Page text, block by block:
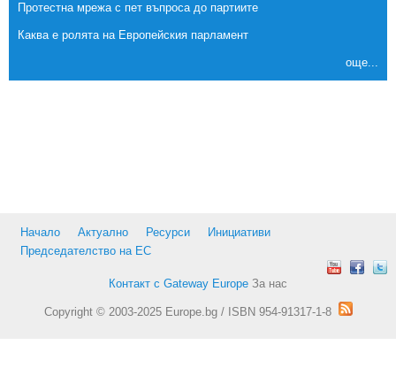
Протестна мрежа с пет въпроса до партиите
Каква е ролята на Европейския парламент
още...
Начало Актуално Ресурси
Инициативи
Председателство на ЕС
Контакт с Gateway Europe За нас
Copyright © 2003-2025 Europe.bg / ISBN 954-91317-1-8